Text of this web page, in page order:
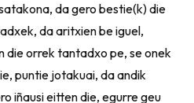
da gero bestie(k) die
da aritxien be iguel,
die orrek tantadxo pe, se onek
puntie jotakuai, da andik
iñausi eitten die, egurre geu